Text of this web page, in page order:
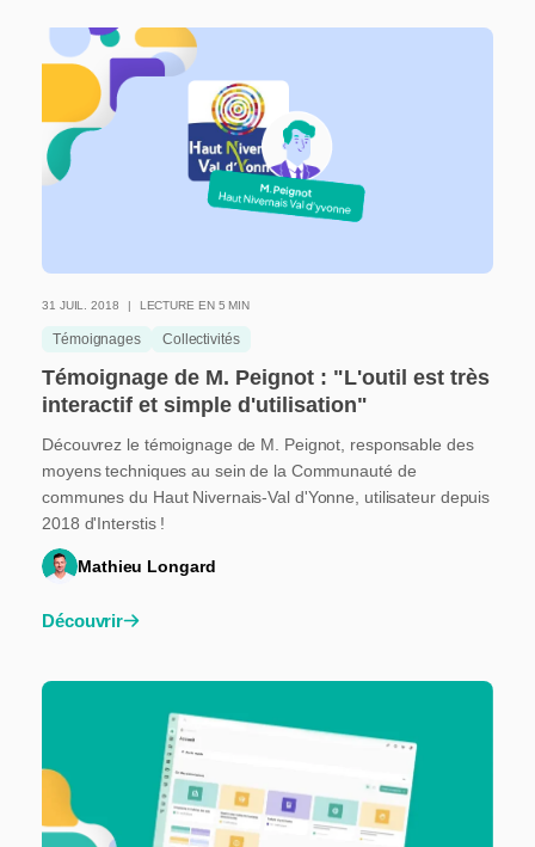
31 JUIL. 2018 LECTURE EN 5 MIN
Témoignages Collectivités
Témoignage de M. Peignot : "L'outil est très
interactif et simple d'utilisation"
Découvrez le témoignage de M. Peignot, responsable des
moyens techniques au sein de la Communauté de
communes du Haut Nivernais-Val d'Yonne, utilisateur depuis
2018 d'Interstis !
Mathieu Longard
Découvrir